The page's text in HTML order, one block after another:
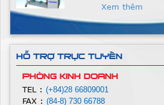
Xem thêm
HASAKA
Giá :
Xem thêm
Máy May 1
HỖ TRỢ TRỰC TUYẾN
PHÒNG KINH DOANH
TEL : (+84)28 66809001
FAX : (84-8) 730 66788